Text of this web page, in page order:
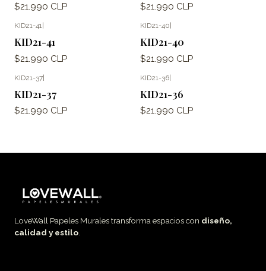
$21.990 CLP $21.990 CLP
KID21-41
KID21-41
$21.990 CLP
KID21-40
KID21-40
$21.990 CLP
KID21-37|
KID21-37
$21.990 CLP
KID21-36|
KID21-36
$21.990 CLP
LoveWall Papeles Murales transforma espacios con diseño,
calidad y estilo